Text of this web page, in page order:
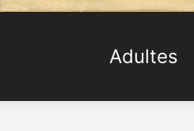
Adultes